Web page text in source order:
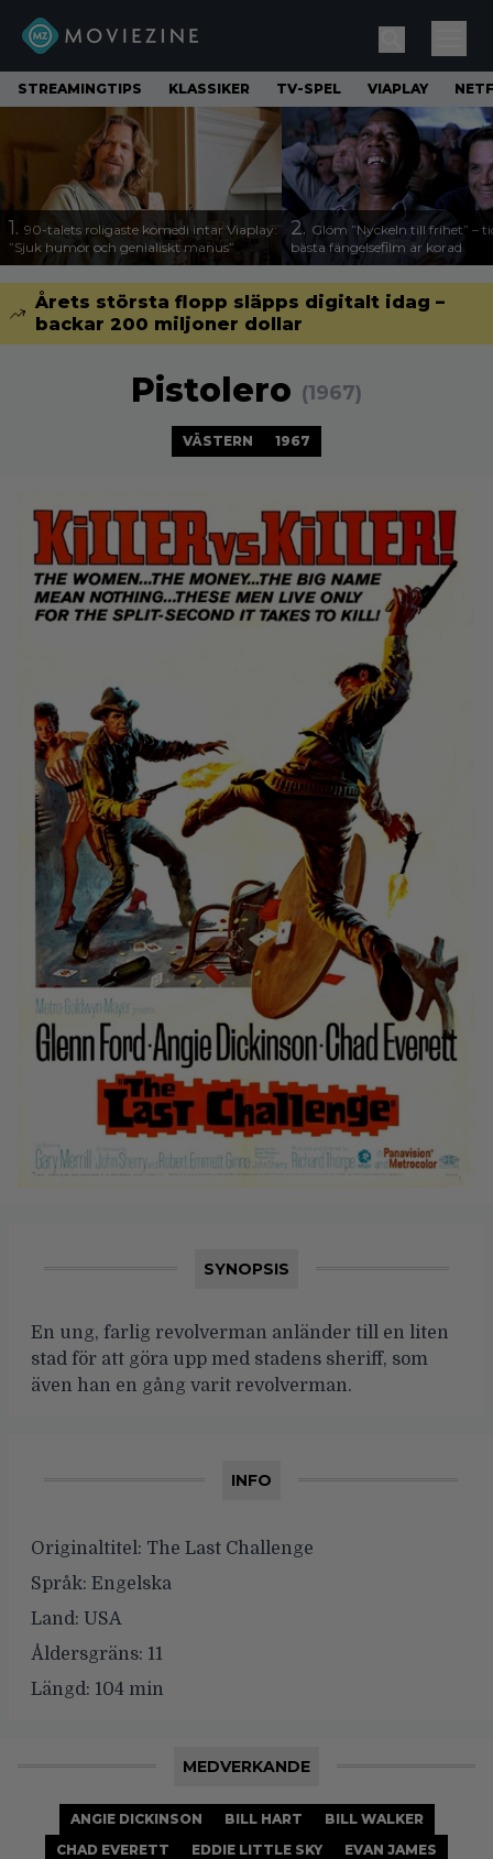
STREAMINGTIPS KLASSIKER TV-SPEL VIAPLAY
1. 90-talets roligaste komedi intar Viaplay:
”Sjuk humor och genialiskt manus”
2. Glöm ”Nyckeln till frihet” –
bästa fängelsefilm är korad
Årets största flopp släpps digitalt idag –
backar 200 miljoner dollar
Pistolero (1967)
VÄSTERN 1967
SYNOPSIS
En ung, farlig revolverman anländer till en liten
stad för att göra upp med stadens sheriff, som
även han en gång varit revolverman.
INFO
Originaltitel: The Last Challenge
Språk: Engelska
Land: USA
Åldersgräns: 11
Längd: 104 min
MEDVERKANDE
ANGIE DICKINSON BILL HART
BILL WALKER
CHAD EVERETT
EDDIE LITTLE SKY
EVAN JAMES